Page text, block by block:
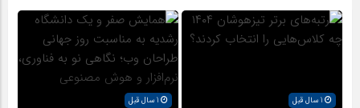
1 سال قبل